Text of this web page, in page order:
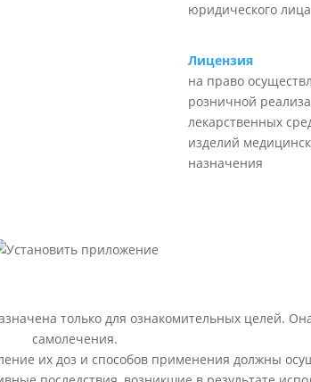
юридического
Лицензия
на право
розничной
лекарственных
изделий
назначения
только для ознакомительных целей.
самолечения.
их доз и способов применения должны